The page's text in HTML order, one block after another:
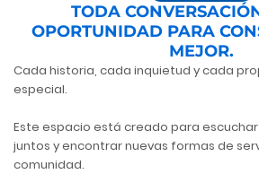
TODA
OPORTUNIDAD PARA
MEJOR.
Cada historia, cada inquietud y cada
especial.
Este espacio está creado para
juntos y encontrar nuevas formas de
comunidad.